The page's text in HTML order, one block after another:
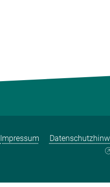
Impressum